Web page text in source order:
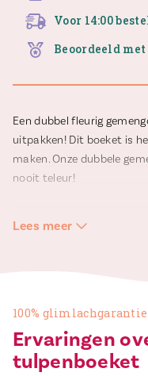
Voor 14:00
Beoordeeld met
Een dubbel fleurig
uitpakken! Dit boeket is
maken. Onze dubbele
nooit teleur!
Op de productfoto’s staat
Lees meer
100% glimlachgarantie
Ervaringen
tulpenboeket